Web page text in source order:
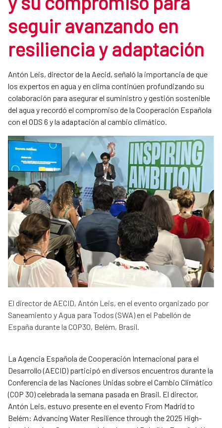
seguir avanzando en
resiliencia y adaptación
Antón Leis, director de la Aecid, señaló la importancia de que
los expertos en agua y en clima continúen profundizando su
colaboración para asegurar el suministro y gestión sostenible
del agua y recordó el compromiso de la Cooperación Española
con el ODS 6 y la adaptación al cambio climático.
El director de AECID, Antón Leis, en el evento organizado por
Saneamiento y Agua para Todos (SWA) en el Pabellón de
España durante la COP30, Belém, Brasil.
La Agencia Española de Cooperación Internacional para el
Desarrollo (AECID) participó en diversos encuentros durante la
Conferencia de las Naciones Unidas sobre el Cambio Climático
(COP 30) celebrada la semana pasada en Brasil. El director,
Antón Leis, estuvo presente en el evento From Madrid to
Belém: Advancing Water Resilience through the 2025 High-